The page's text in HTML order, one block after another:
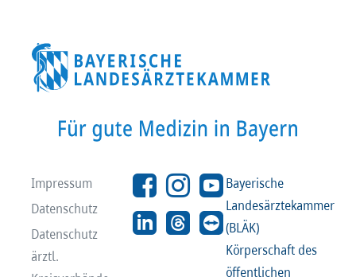
Impressum
Datenschutz
Datenschutz
ärztl.
Bayerische
Landesärztekammer
(BLÄK)
Körperschaft des
öffentlichen